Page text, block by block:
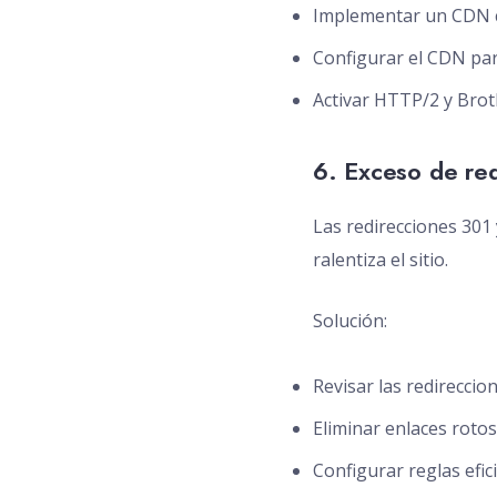
Implementar un CDN
Configurar el CDN
Activar HTTP/2 y
6. Exceso de
Las redirecciones
ralentiza el sitio.
Solución:
Revisar las
Eliminar enlaces
Configurar reglas